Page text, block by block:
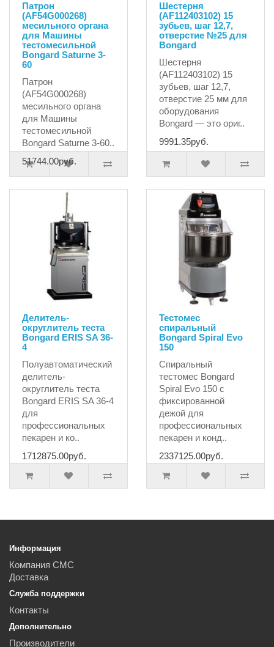
Патрон
(AF54G000268)
месильного органа
для Машины
тестомесильной
Bongard Saturne 3-
60
Патрон
(AF54G000268)
месильного органа
для Машины
тестомесильной
Bongard Saturne 3-60..
51744.00руб.
Шестерня
(AF112403102) 15
зубьев, шаг 12,7,
отверстие №25 для
Bongard
Шестерня
(AF112403102) 15
зубьев, шаг 12,7,
отверстие 25 мм для
оборудования
Bongard — это ориг..
9991.35руб.
Делитель-
округлитель теста
Bongard ERIS SA 36-
4
Полуавтоматический
делитель-
округлитель теста
Bongard ERIS SA 36-4
для
профессиональных
пекарен и ко..
1712875.00руб.
Тестомес
спиральный
Bongard Spiral Evo
150
Спиральный
тестомес Bongard
Spiral Evo 150 с
фиксированной
дежой для
профессиональных
пекарен и конд..
2337125.00руб.
Информация
Компания СМС
Доставка
Служба поддержки
Контакты
Дополнительно
Производители